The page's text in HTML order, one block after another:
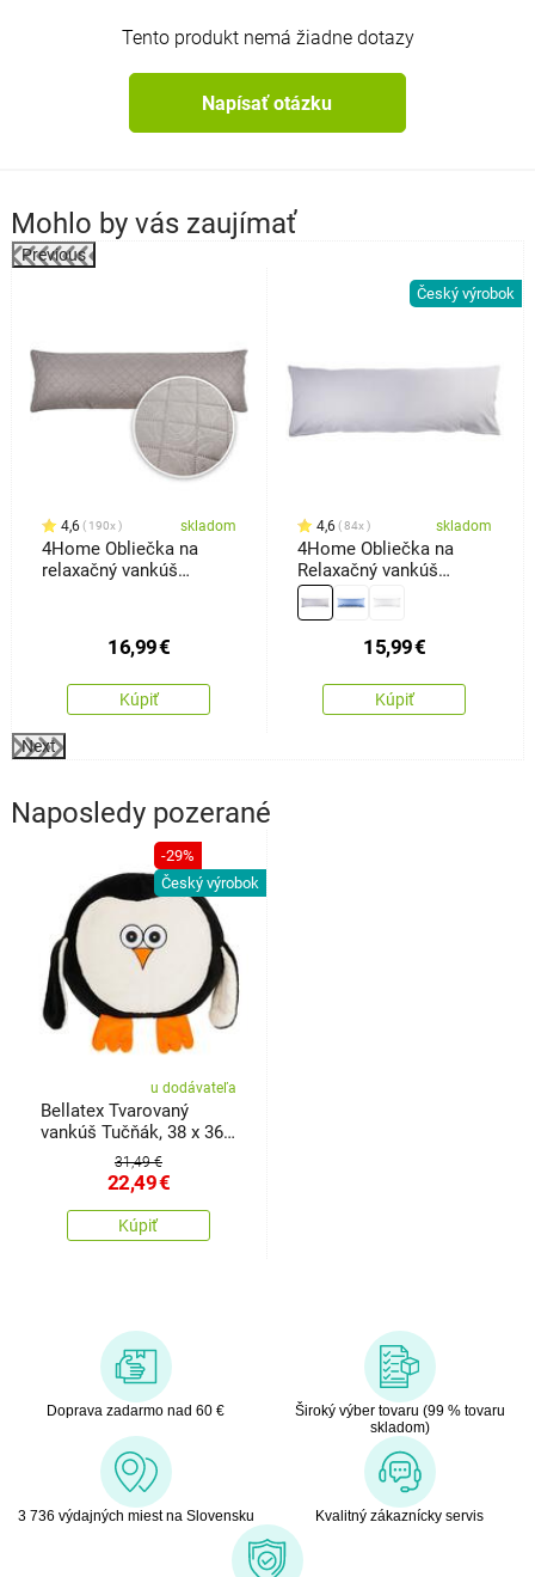
Tento produkt nemá žiadne dotazy
Napísať otázku
Mohlo by vás zaujímať
Previous
4,6 190x skladom
4Home Obliečka na
relaxačný vankúš
16,99€
Kúpiť
Český výrobok
4,6 84x skladom
4Home Obliečka na
Relaxačný vankúš
Náhradný manžel
svetlosivá, 45 x 120 cm
15,99€
Kúpiť
Next
Naposledy pozerané
-29%
Český výrobok
u dodávateľa
Bellatex Tvarovaný
vankúš Tučňák, 38 x 36
31,49 €
22,49€
Kúpiť
Doprava zadarmo nad 60 €
Široký výber tovaru (99 % tovaru
skladom)
3 736 výdajných miest na Slovensku Kvalitný zákaznícky servis